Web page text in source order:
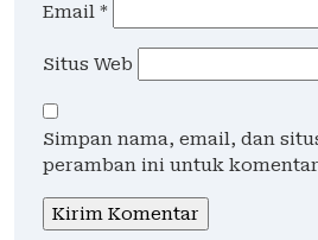
Email *
Situs Web
Simpan nama, email, dan
peramban ini untuk